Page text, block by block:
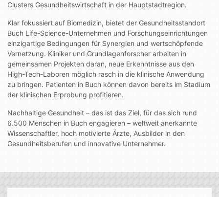
Clusters Gesundheitswirtschaft in der Hauptstadtregion.
Klar fokussiert auf Biomedizin, bietet der Gesundheitsstandort
Buch Life-Science-Unternehmen und Forschungseinrichtungen
einzigartige Bedingungen für Synergien und wertschöpfende
Vernetzung. Kliniker und Grundlagenforscher arbeiten in
gemeinsamen Projekten daran, neue Erkenntnisse aus den
High-Tech-Laboren möglich rasch in die klinische Anwendung
zu bringen. Patienten in Buch können davon bereits im Stadium
der klinischen Erprobung profitieren.
Nachhaltige Gesundheit – das ist das Ziel, für das sich rund
6.500 Menschen in Buch engagieren – weltweit anerkannte
Wissenschaftler, hoch motivierte Ärzte, Ausbilder in den
Gesundheitsberufen und innovative Unternehmer.